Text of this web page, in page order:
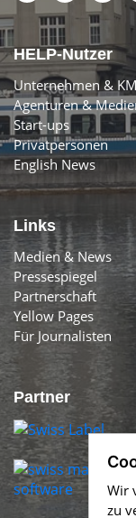
HELP-Nutzer
Unternehmen &
Agenturen &
Start-ups
Privatpersonen
English News
Links
Medien & News
Pressespiegel
Partnerschaft
Yellow Pages
Für Journalisten
Partner
Wir
zu